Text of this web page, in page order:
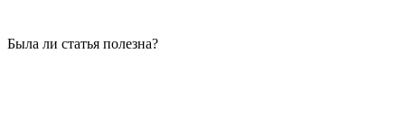
Была ли статья полезна?